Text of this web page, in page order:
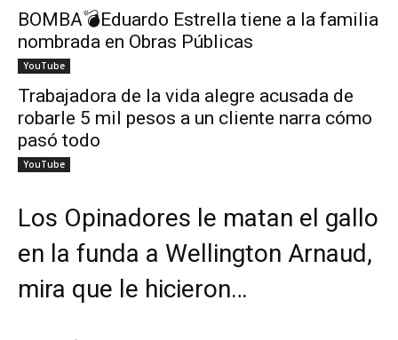
BOMBA💣Eduardo Estrella tiene a la familia
nombrada en Obras Públicas
YouTube
Trabajadora de la vida alegre acusada de
robarle 5 mil pesos a un cliente narra cómo
pasó todo
YouTube
Los Opinadores le matan el gallo
en la funda a Wellington Arnaud,
mira que le hicieron…